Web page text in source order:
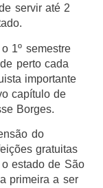
servir até 2
1º semestre
perto cada
importante
capítulo de
Borges.
do
gratuitas
estado de São
primeira a ser